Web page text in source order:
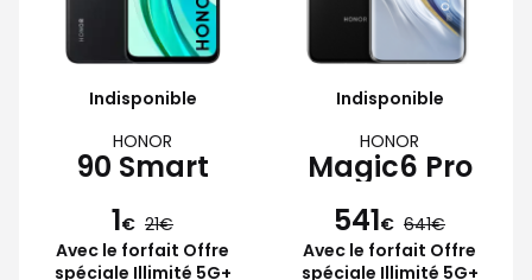
Indisponible
HONOR
90 Smart
1€ 21
Avec le forfait Offre
spéciale Illimité 5G+
Indisponible
HONOR
Magic6 Pro
541€ 641
Avec le forfait Offre
spéciale Illimité 5G+